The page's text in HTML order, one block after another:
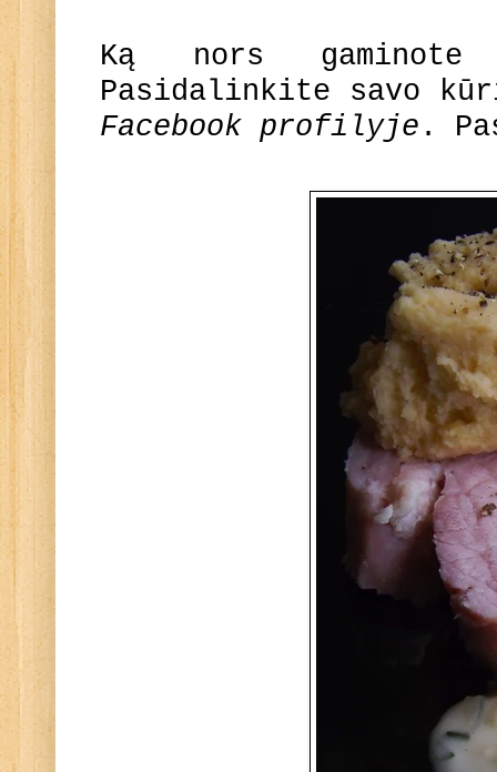
Ką nors
Pasidalinkite savo
Facebook profilyje .